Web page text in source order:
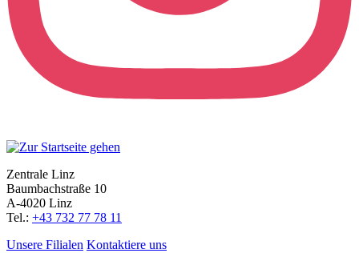
Zentrale Linz
Baumbachstraße 10
A-4020 Linz
Tel.: +43 732 77 78 11
Unsere Filialen Kontaktiere uns